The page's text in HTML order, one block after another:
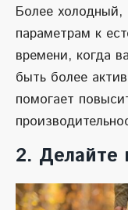
Более
параметрам к
времени, когда
быть более
помогает
2. Делайте